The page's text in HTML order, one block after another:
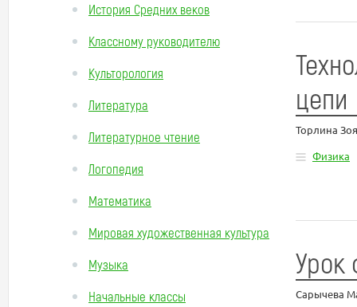
История Средних веков
Классному руководителю
Культорология
Литература
Литературное чтение
Логопедия
Математика
Мировая художественная культура
Музыка
Начальные классы
цепи
Торлина
Физика
Урок
Сарычева